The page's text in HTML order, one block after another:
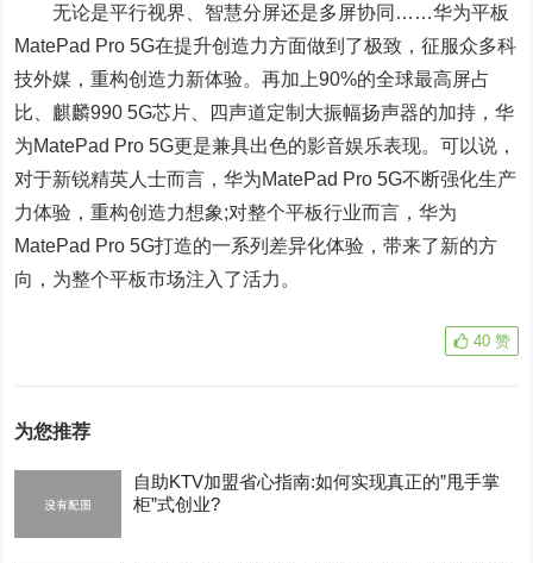
无论是平行视界、智慧分屏还是多屏协同……华为平板
MatePad Pro 5G在提升创造力方面做到了极致，征服众多科
技外媒，重构创造力新体验。再加上90%的全球最高屏占
比、麒麟990 5G芯片、四声道定制大振幅扬声器的加持，华
为MatePad Pro 5G更是兼具出色的影音娱乐表现。可以说，
对于新锐精英人士而言，华为MatePad Pro 5G不断强化生产
力体验，重构创造力想象;对整个平板行业而言，华为
MatePad Pro 5G打造的一系列差异化体验，带来了新的方
向，为整个平板市场注入了活力。
40 赞
为您推荐
自助KTV加盟省心指南:如何实现真正的”甩手掌
柜”式创业?